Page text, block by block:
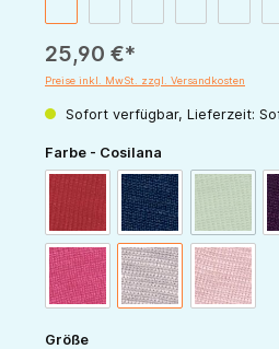
25,90 €*
Preise inkl. MwSt. zzgl. Versandkosten
Sofort verfügbar, Lieferzeit:
Farbe - Cosilana
marine (Diese
pink grau rose
Größeauswählen